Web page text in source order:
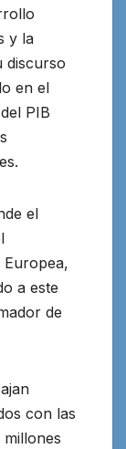
y la
discurso
en el
PIB
el
a este
de
con las
millones